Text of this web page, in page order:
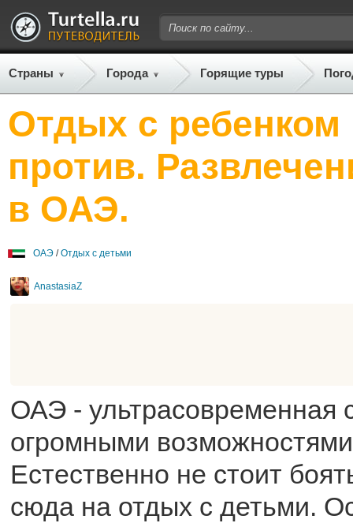
Страны Города Горящие туры
Отдых с
против.
в ОАЭ.
ОАЭ /Отдых с детьми
AnastasiaZ
ОАЭ - ультрасовременная
огромными
Естественно не стоит
сюда на отдых с детьми.